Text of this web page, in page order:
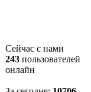
Сейчас с нами
243 пользователей
онлайн